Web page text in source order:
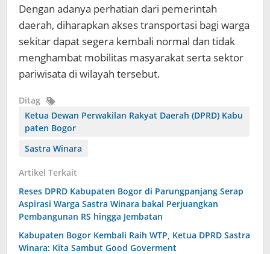
Dengan adanya perhatian dari pemerintah
daerah, diharapkan akses transportasi bagi warga
sekitar dapat segera kembali normal dan tidak
menghambat mobilitas masyarakat serta sektor
pariwisata di wilayah tersebut.
Ditag
Ketua Dewan Perwakilan Rakyat Daerah (DPRD) Kabu
paten Bogor
Sastra Winara
Artikel Terkait
Reses DPRD Kabupaten Bogor di Parungpanjang Serap
Aspirasi Warga Sastra Winara bakal Perjuangkan
Pembangunan RS hingga Jembatan
Kabupaten Bogor Kembali Raih WTP, Ketua DPRD Sastra
Winara: Kita Sambut Good Goverment